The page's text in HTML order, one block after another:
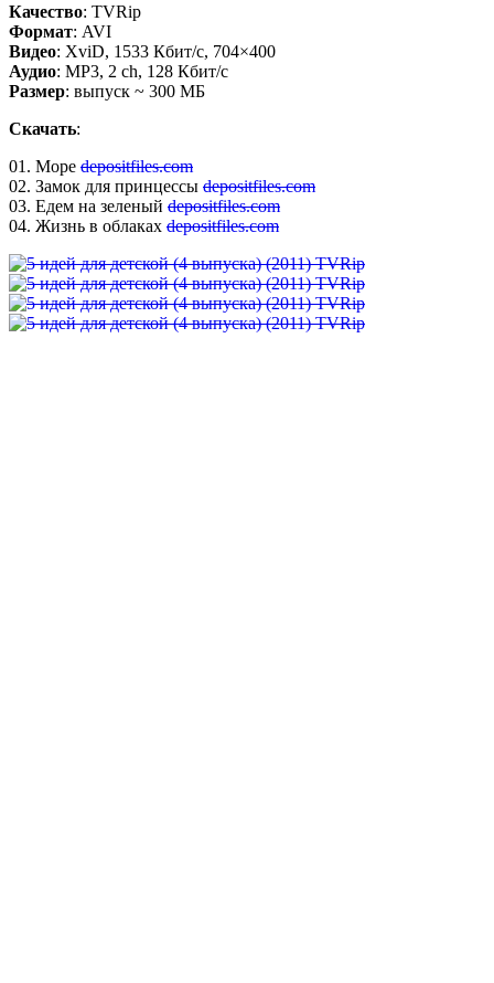
Качество: TVRip
Формат: AVI
Видео: XviD, 1533 Кбит/с, 704×400
Аудио: MP3, 2 ch, 128 Кбит/с
Размер: выпуск ~ 300 МБ
Скачать:
01. Море depositfiles.com
02. Замок для принцессы depositfiles.com
03. Едем на зеленый depositfiles.com
04. Жизнь в облаках depositfiles.com